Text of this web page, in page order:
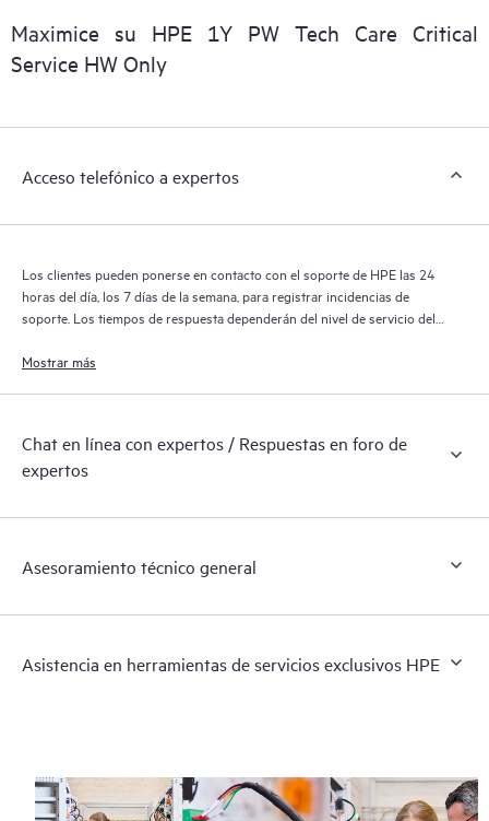
digital personalizada y mejorada que ofrece datos procesables
sobre los productos, casos de servicio y contratos de soporte
de HPE cubiertos por el servicio HPE Tech Care. Los clientes
distintos productos instalados en sus entornos y cómo
permiten a los clientes realizar determinadas actividades sin
proporcionan, además, un portal de recursos de conocimiento
los recursos de HPE, que impulsan la excelencia de las
operaciones y optimizan el rendimiento, del extremo a la nube.
Maximice su HPE 1Y PW Tech Care Critical
Service HW Only
Acceso telefónico a expertos
Los clientes pueden ponerse en contacto con el soporte de HPE las 24
horas del día, los 7 días de la semana, para registrar incidencias de
soporte. Los tiempos de respuesta dependerán del nivel de servicio del
Mostrar más
Chat en línea con expertos / Respuestas en foro de
expertos
Asesoramiento técnico general
Asistencia en herramientas de servicios exclusivos HPE